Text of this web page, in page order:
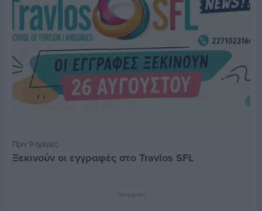
Πριν 9 ημέρες
Ξεκινούν οι εγγραφές στο Travlos SFL
Διαφήμιση